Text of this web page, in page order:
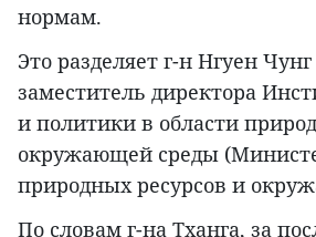
нормам.
Это разделяет г-н Нгуен Чунг
заместитель директора
и политики в области
окружающей среды
природных ресурсов и
По словам г-на Тханга, за